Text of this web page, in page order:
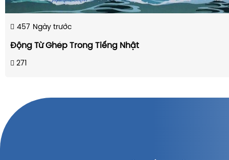
457 Ngày trước
Động Từ Ghép Trong Tiếng Nhật
271